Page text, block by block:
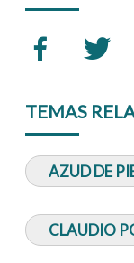
TEMAS
AZUD DE
CLAUDIO